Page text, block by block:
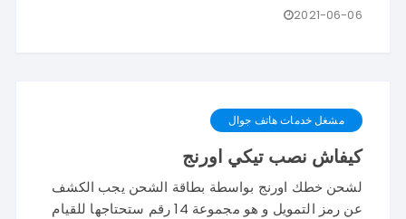
2021-06-06
مشغل خدمات هاتف جوال
كيفاش نصب تيكي اورنج
لشحن خطك اورنج بواسطة بطاقة الشحن يجب الكشف
عن رمز التمويل و هو مجموعة 14 رقم ستحتاجها للقيام